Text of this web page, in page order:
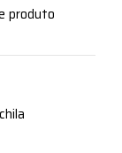
produto